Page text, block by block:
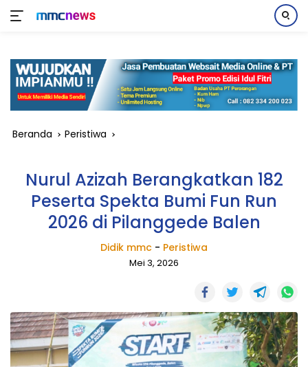
konten
Beranda Peristiwa
Nurul Azizah Berangkatkan 182
Peserta Spekta Bumi Fun Run
2026 di Pilanggede Balen
Didik mmc - Peristiwa
Mei 3, 2026